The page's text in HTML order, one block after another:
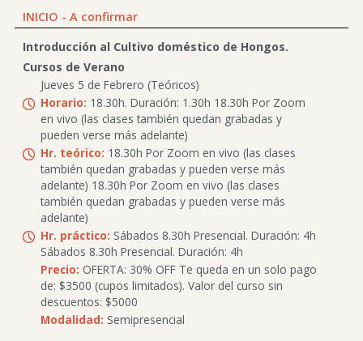
INICIO - A confirmar
Introducción al Cultivo doméstico de Hongos.
Cursos de Verano
Jueves 5 de Febrero (Teóricos)
Horario: 18.30h. Duración: 1.30h 18.30h Por Zoom
en vivo (las clases también quedan grabadas y
pueden verse más adelante)
Hr. teórico: 18.30h Por Zoom en vivo (las clases
también quedan grabadas y pueden verse más
adelante) 18.30h Por Zoom en vivo (las clases
también quedan grabadas y pueden verse más
adelante)
Hr. práctico: Sábados 8.30h Presencial. Duración: 4h
Sábados 8.30h Presencial. Duración: 4h
Precio: OFERTA: 30% OFF Te queda en un solo pago
de: $3500 (cupos limitados). Valor del curso sin
descuentos: $5000
Modalidad: Semipresencial